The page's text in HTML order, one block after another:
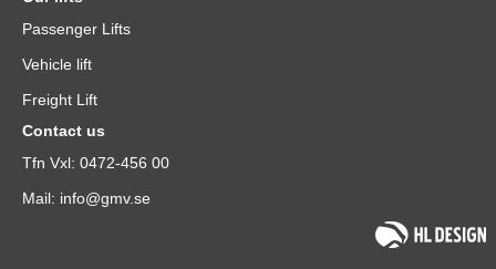
Passenger Lifts
Vehicle lift
Freight Lift
Contact us
Tfn Vxl: 0472-456 00
Mail: info@gmv.se